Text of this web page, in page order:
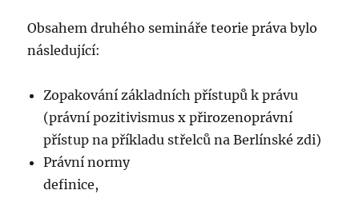
Obsahem druhého semináře teorie práva bylo
následující:
Zopakování základních přístupů k právu
(právní pozitivismus x přirozenoprávní
přístup na příkladu střelců na Berlínské zdi)
Právní normy
definice,